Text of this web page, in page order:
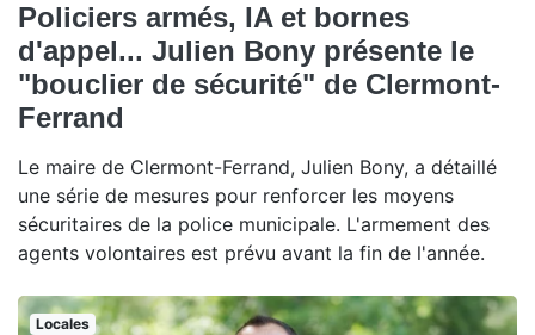
Policiers armés, IA et bornes
d'appel... Julien Bony présente le
"bouclier de sécurité" de Clermont-
Ferrand
Le maire de Clermont-Ferrand, Julien Bony, a détaillé
une série de mesures pour renforcer les moyens
sécuritaires de la police municipale. L'armement des
agents volontaires est prévu avant la fin de l'année.
Locales